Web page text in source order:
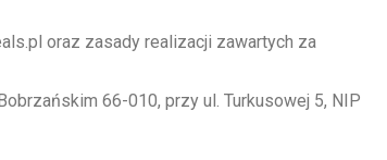
oraz zasady realizacji zawartych za
66-010, przy ul. Turkusowej 5, NIP